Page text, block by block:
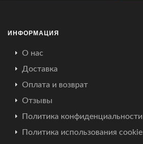
ИНФОРМАЦИЯ
О нас
Доставка
Оплата и возврат
Отзывы
Политика конфиденциальности
Политика использования cookie